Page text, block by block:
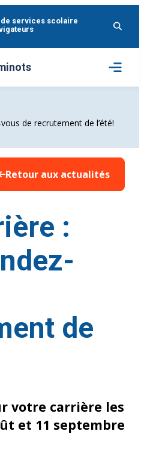
de services scolaire
Ouvrir
le
menu
de recrutement de l’été!
Retour aux actualités
:
de
votre carrière les
et 11 septembre